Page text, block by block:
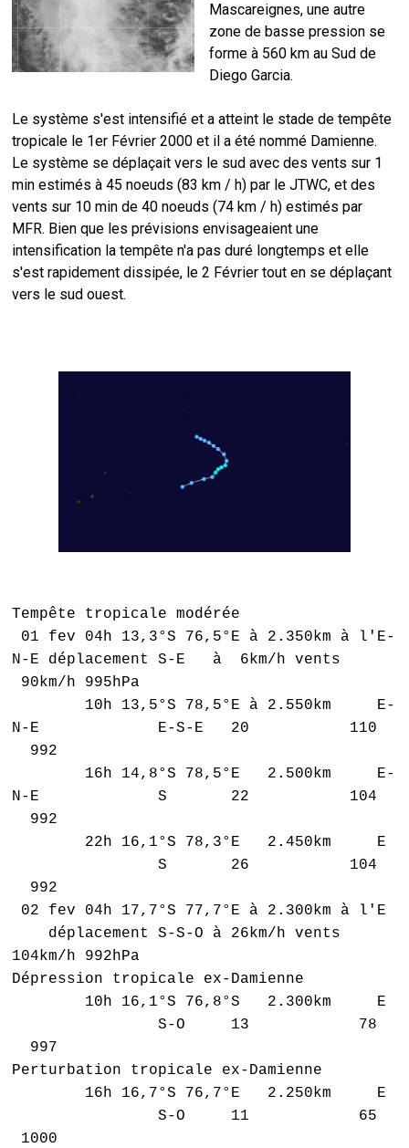
Mascareignes, une autre
zone de basse pression se
forme à 560 km au Sud de
Diego Garcia.
Le système s'est intensifié et a atteint le stade de tempête
tropicale le 1er Février 2000 et il a été nommé Damienne.
Le système se déplaçait vers le sud avec des vents sur 1
min estimés à 45 noeuds (83 km / h) par le JTWC, et des
vents sur 10 min de 40 noeuds (74 km / h) estimés par
MFR. Bien que les prévisions envisageaient une
intensification la tempête n'a pas duré longtemps et elle
s'est rapidement dissipée, le 2 Février tout en se déplaçant
vers le sud ouest.
Tempête tropicale modérée
01 fev 04h 13,3°S 76,5°E à 2.350km à l'E-
N-E déplacement S-E à 6km/h vents
90km/h 995hPa
10h 13,5°S 78,5°E à 2.550km E-
N-E E-S-E 20 110
992
16h 14,8°S 78,5°E 2.500km E-
N-E S 22 104
992
22h 16,1°S 78,3°E 2.450km E
S 26 104
992
02 fev 04h 17,7°S 77,7°E à 2.300km à l'E
déplacement S-S-O à 26km/h vents
104km/h 992hPa
Dépression tropicale ex-Damienne
10h 16,1°S 76,8°S 2.300km E
S-O 13 78
997
Perturbation tropicale ex-Damienne
16h 16,7°S 76,7°E 2.250km E
S-O 11 65
1000